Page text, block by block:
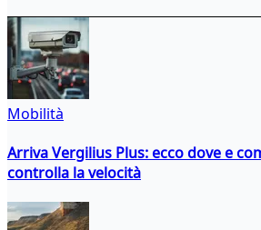
Mobilità
Arriva Vergilius Plus: ecco dove e
controlla la velocità